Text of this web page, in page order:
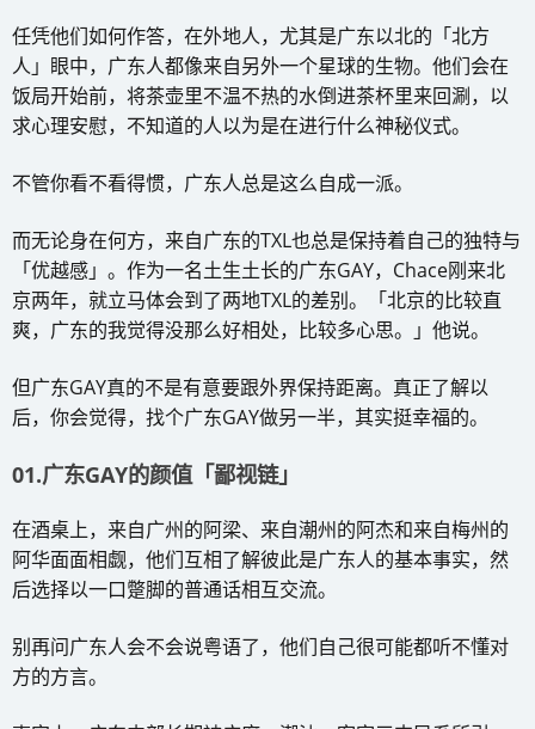
任凭他们如何作答，在外地人，尤其是广东以北的「北方
人」眼中，广东人都像来自另外一个星球的生物。他们会在
饭局开始前，将茶壶里不温不热的水倒进茶杯里来回涮，以
求心理安慰，不知道的人以为是在进行什么神秘仪式。
不管你看不看得惯，广东人总是这么自成一派。
而无论身在何方，来自广东的TXL也总是保持着自己的独特与
「优越感」。作为一名土生土长的广东GAY，Chace刚来北
京两年，就立马体会到了两地TXL的差别。「北京的比较直
爽，广东的我觉得没那么好相处，比较多心思。」他说。
但广东GAY真的不是有意要跟外界保持距离。真正了解以
后，你会觉得，找个广东GAY做另一半，其实挺幸福的。
01.广东GAY的颜值「鄙视链」
在酒桌上，来自广州的阿梁、来自潮州的阿杰和来自梅州的
阿华面面相觑，他们互相了解彼此是广东人的基本事实，然
后选择以一口蹩脚的普通话相互交流。
别再问广东人会不会说粤语了，他们自己很可能都听不懂对
方的方言。